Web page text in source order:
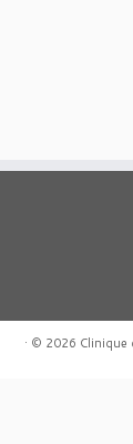
· © 2026 Clinique